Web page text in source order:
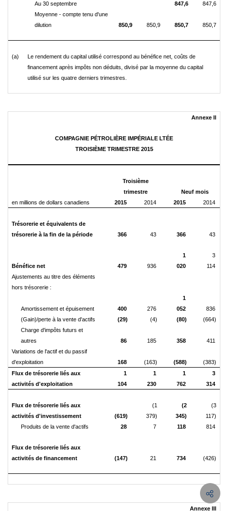
Au 30 septembre
847,6
847,6
Moyenne - compte tenu d'une
dilution
850,9 850,9 850,7 850,7
(a)
Le rendement du capital utilisé correspond au bénéfice net, coûts de
financement après impôts non déduits, divisé par la moyenne du capital
utilisé sur les quatre derniers trimestres.
Annexe II
COMPAGNIE PÉTROLIÈRE IMPÉRIALE LTÉE
TROISIÈME TRIMESTRE 2015
Troisième
trimestre
Neuf mois
en millions de dollars canadiens
2015 2014 2015 2014
Trésorerie et équivalents de
trésorerie à la fin de la période
366 43 366 43
Bénéfice net 479 936
1
020
3
114
Ajustements au titre des éléments
hors trésorerie :
Amortissement et épuisement 400 276
1
052
836
(Gain)/perte à la vente d'actifs
(29) (4) (80)
(664)
Charge d'impôts futurs et
autres
86 185 358
411
Variations de l'actif et du passif
d'exploitation
168 (163) (588)
(383)
Flux de trésorerie liés aux
activités d'exploitation
1
104
1
230
1
762
3
314
Flux de trésorerie liés aux
activités d'investissement
(619)
(1
379)
(2
345)
(3
117)
Produits de la vente d'actifs
28 7 118 814
Flux de trésorerie liés aux
activités de financement
(147) 21 734 (426)
Annexe III